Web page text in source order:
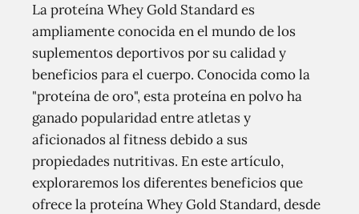
La proteína Whey Gold Standard es
ampliamente conocida en el mundo de los
suplementos deportivos por su calidad y
beneficios para el cuerpo. Conocida como la
"proteína de oro", esta proteína en polvo ha
ganado popularidad entre atletas y
aficionados al fitness debido a sus
propiedades nutritivas. En este artículo,
exploraremos los diferentes beneficios que
ofrece la proteína Whey Gold Standard, desde